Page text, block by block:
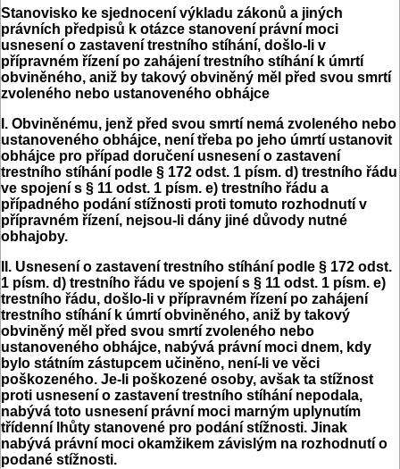
Stanovisko ke sjednocení výkladu zákonů a jiných
právních předpisů k otázce stanovení právní moci
usnesení o zastavení trestního stíhání, došlo-li v
přípravném řízení po zahájení trestního stíhání k úmrtí
obviněného, aniž by takový obviněný měl před svou smrtí
zvoleného nebo ustanoveného obhájce
I. Obviněnému, jenž před svou smrtí nemá zvoleného nebo
ustanoveného obhájce, není třeba po jeho úmrtí ustanovit
obhájce pro případ doručení usnesení o zastavení
trestního stíhání podle § 172 odst. 1 písm. d) trestního řádu
ve spojení s § 11 odst. 1 písm. e) trestního řádu a
případného podání stížnosti proti tomuto rozhodnutí v
přípravném řízení, nejsou-li dány jiné důvody nutné
obhajoby.
II. Usnesení o zastavení trestního stíhání podle § 172 odst.
1 písm. d) trestního řádu ve spojení s § 11 odst. 1 písm. e)
trestního řádu, došlo-li v přípravném řízení po zahájení
trestního stíhání k úmrtí obviněného, aniž by takový
obviněný měl před svou smrtí zvoleného nebo
ustanoveného obhájce, nabývá právní moci dnem, kdy
bylo státním zástupcem učiněno, není-li ve věci
poškozeného. Je-li poškozené osoby, avšak ta stížnost
proti usnesení o zastavení trestního stíhání nepodala,
nabývá toto usnesení právní moci marným uplynutím
třídenní lhůty stanovené pro podání stížnosti. Jinak
nabývá právní moci okamžikem závislým na rozhodnutí o
podané stížnosti.